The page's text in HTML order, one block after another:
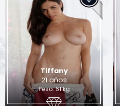
Tiffany
21 años
Peso: 61 kg